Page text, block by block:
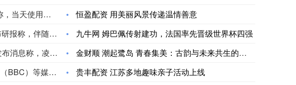
当地时间9日，也门胡塞武装称，当天使用一架无人机对沙特阿美公司位于沙特吉赞的炼油厂实施袭击，并称“成功命中目标”。胡塞武装表示，此次袭击是对沙特“敌方”无人机进入也门萨达省和哈杰省领空的回应。（央视新闻）
中信证券发布研报称，伴随AI Coding渗透，新的AI商业化主线的开创至关重要，OpenAI、Anthropic等在Coding领域取得丰硕成果的模型公司开始组建FDE团队，寻求模型能力与真实业务场景的深度结合。该行认为，软件公司作为具备客户卡位、交付能力、行业know-how积累的重要角色，有望成为模型公司的重要伙伴，把握FDE带来的价值跃升机会；与此同时，借鉴Palantir，重构业务模式、建立AI工程化交付能力、探索效果计费，是软件公司FDE转型成功的重要标志。建议关注以下几类具备FDE业务发展潜力和基础的公司：1)模型厂商；2)企业软件厂商；3)IT服务厂商；4)垂直行业厂商。
当地时间8月9日，敖德萨电力公司发布消息称，凌晨俄罗斯对敖德萨地区发动袭击后，当地出现停电情况，部分区域电力供应中断。目前抢修工作已开展，供电恢复作业正在推进。俄罗斯方面对此暂无回应。
据英国广播公司（BBC）等媒体报道，美国五角大楼当地时间7日公布了41份不明飞行物（UFO）相关文件，包括十多个视频、三张图片和数十份PDF格式文档。这是自今年5月以来，美国国防部应总统特朗普要求公布的第五批相关文件。（环球网）
恒盈配资 用美丽风景传递温情善意
九牛网 姆巴佩传射建功，法国率先晋级世界杯四强
金财顺 潮起鹭岛 青春集美：古韵与未来共生的滨海新城
贵丰配资 江苏多地趣味亲子活动上线